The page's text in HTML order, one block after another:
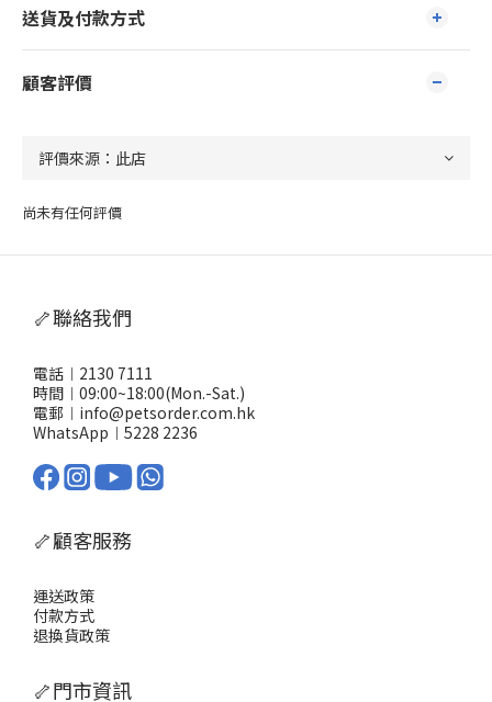
送貨及付款方式
顧客評價
尚未有任何評價
🦴聯絡我們
電話︱2130 7111
時間︱09:00~18:00(Mon.-Sat.)
電郵︱info@petsorder.com.hk
WhatsApp︱ 5228 2236
🦴顧客服務
運送政策
付款方式
退換貨政策
🦴門市資訊